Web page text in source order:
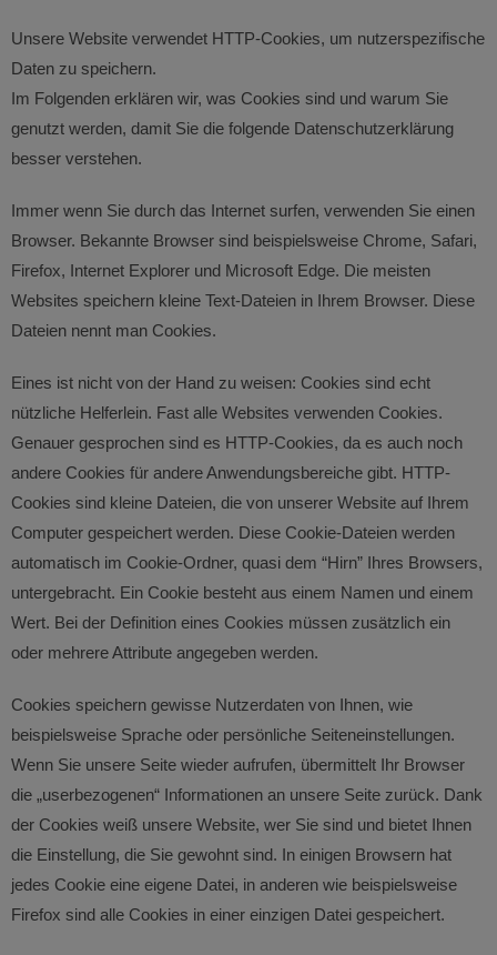
Unsere Website verwendet HTTP-Cookies, um nutzerspezifische
Daten zu speichern.
Im Folgenden erklären wir, was Cookies sind und warum Sie
genutzt werden, damit Sie die folgende Datenschutzerklärung
besser verstehen.
Immer wenn Sie durch das Internet surfen, verwenden Sie einen
Browser. Bekannte Browser sind beispielsweise Chrome, Safari,
Firefox, Internet Explorer und Microsoft Edge. Die meisten
Websites speichern kleine Text-Dateien in Ihrem Browser. Diese
Dateien nennt man Cookies.
Eines ist nicht von der Hand zu weisen: Cookies sind echt
nützliche Helferlein. Fast alle Websites verwenden Cookies.
Genauer gesprochen sind es HTTP-Cookies, da es auch noch
andere Cookies für andere Anwendungsbereiche gibt. HTTP-
Cookies sind kleine Dateien, die von unserer Website auf Ihrem
Computer gespeichert werden. Diese Cookie-Dateien werden
automatisch im Cookie-Ordner, quasi dem “Hirn” Ihres Browsers,
untergebracht. Ein Cookie besteht aus einem Namen und einem
Wert. Bei der Definition eines Cookies müssen zusätzlich ein
oder mehrere Attribute angegeben werden.
Cookies speichern gewisse Nutzerdaten von Ihnen, wie
beispielsweise Sprache oder persönliche Seiteneinstellungen.
Wenn Sie unsere Seite wieder aufrufen, übermittelt Ihr Browser
die „userbezogenen“ Informationen an unsere Seite zurück. Dank
der Cookies weiß unsere Website, wer Sie sind und bietet Ihnen
die Einstellung, die Sie gewohnt sind. In einigen Browsern hat
jedes Cookie eine eigene Datei, in anderen wie beispielsweise
Firefox sind alle Cookies in einer einzigen Datei gespeichert.